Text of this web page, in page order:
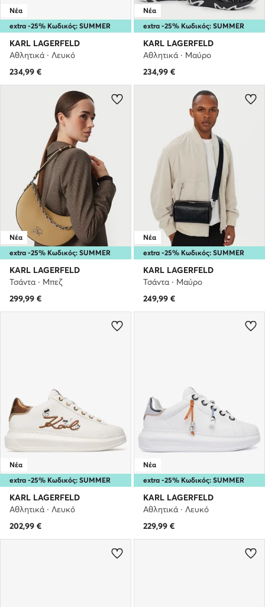
extra -25% Κωδικός: SUMMER
Νέα
KARL LAGERFELD
Αθλητικά · Λευκό
234,99 €
extra -25% Κωδικός: SUMMER
Νέα
KARL LAGERFELD
Αθλητικά · Μαύρο
234,99 €
extra -25% Κωδικός: SUMMER
Νέα
KARL LAGERFELD
Τσάντα · Μπεζ
299,99 €
extra -25% Κωδικός: SUMMER
Νέα
KARL LAGERFELD
Τσάντα · Μαύρο
249,99 €
extra -25% Κωδικός: SUMMER
Νέα
KARL LAGERFELD
Αθλητικά · Λευκό
202,99 €
extra -25% Κωδικός: SUMMER
Νέα
KARL LAGERFELD
Αθλητικά · Λευκό
229,99 €